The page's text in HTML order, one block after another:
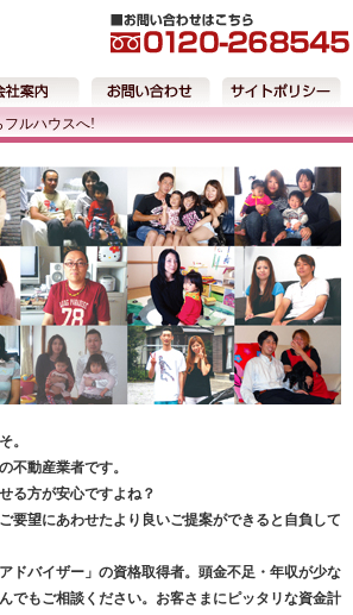
フルハウスへ!
。
不動産業者です。
る方が安心ですよね？
要望にあわせたより良いご提案ができると自負して
ドバイザー」の資格取得者。頭金不足・年収が少な
でもご相談ください。お客さまにピッタリな資金計